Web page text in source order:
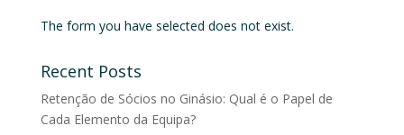
The form you have selected does not exist.
Recent Posts
Retenção de Sócios no Ginásio: Qual é o Papel de
Cada Elemento da Equipa?